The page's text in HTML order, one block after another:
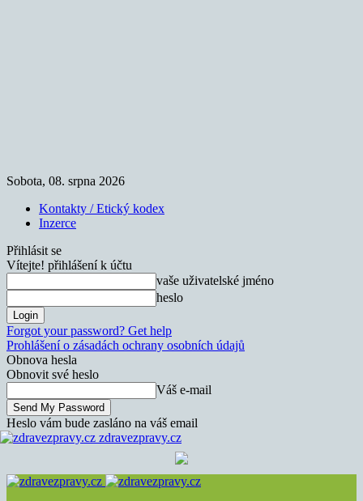
Sobota, 08. srpna 2026
Kontakty / Etický kodex
Inzerce
Přihlásit se
Vítejte! přihlášení k účtu
vaše uživatelské jméno
heslo
Forgot your password? Get help
Prohlášení o zásadách ochrany osobních údajů
Obnova hesla
Obnovit své heslo
Váš e-mail
Heslo vám bude zasláno na váš email
zdravezpravy.cz